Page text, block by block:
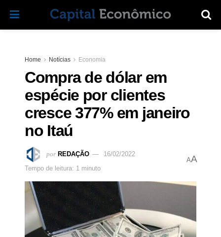
Home Notícias Economia
Compra de dólar em
espécie por clientes
cresce 377% em janeiro
no Itaú
por REDAÇÃO
16/02/2022
Tempo de leitura: 1 minuto
AA